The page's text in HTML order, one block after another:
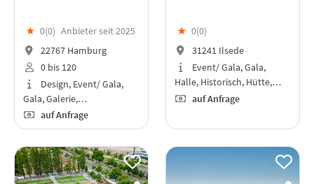
★ 0(0) Anbieter seit 2025
22767 Hamburg
0 bis 120
Design, Event/ Gala,
Gala, Galerie,…
auf Anfrage
★ 0(0)
31241 Ilsede
Event/ Gala, Gala,
Halle, Historisch, Hütte,…
auf Anfrage